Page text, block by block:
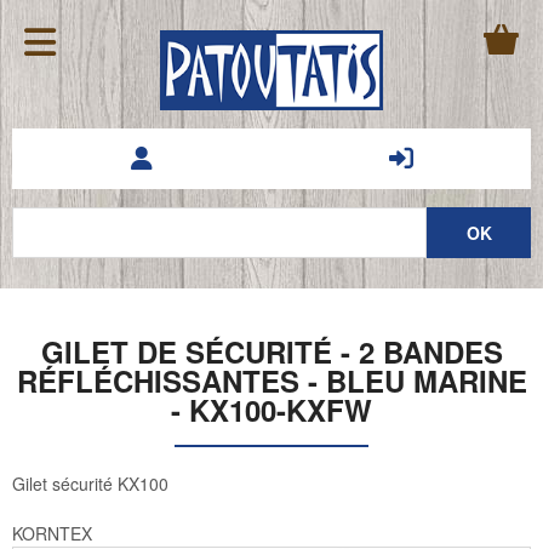
GILET DE SÉCURITÉ - 2 BANDES
RÉFLÉCHISSANTES - BLEU MARINE
- KX100-KXFW
Gilet sécurité KX100
KORNTEX